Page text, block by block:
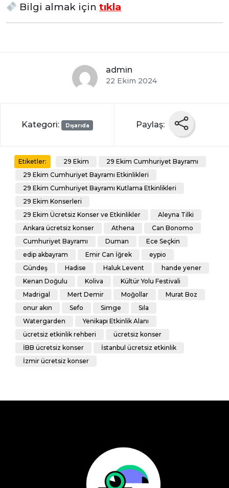
Bilgi almak için tıkla
admin
22 Ekim 2024
Kategori: Dışarıda Paylaş:
Etiketler: 29 Ekim
29 Ekim Cumhuriyet Bayramı
29 Ekim Cumhuriyet Bayramı Etkinlikleri
29 Ekim Cumhuriyet Bayramı Kutlama Etkinlikleri
29 Ekim Konserleri
29 Ekim Ücretsiz Konser ve Etkinlikler
Aleyna Tilki
Ankara ücretsiz konser
Athena
Can Bonomo
Cumhuriyet Bayramı
Duman
Ece Seçkin
edip akbayram
Emir Can İğrek
eypio
Gündeş
Hadise Haluk Levent
hande yener
Kenan Doğulu
Koliva
Kültür Yolu Festivali
Madrigal
Mert Demir Moğollar
Murat Boz
onur akın
Sefo Simge
Sıla
Watergarden
Yenikapı Etkinlik Alanı
ücretsiz etkinlik rehberi
ücretsiz konser
İBB ücretsiz konser
İstanbul ücretsiz etkinlik
İzmir ücretsiz konser